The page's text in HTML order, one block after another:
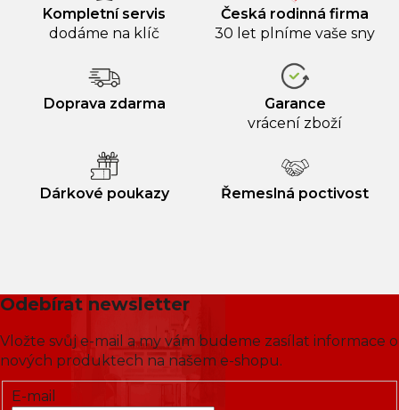
Kompletní servis
dodáme na klíč
Česká rodinná firma
30 let plníme vaše sny
Doprava zdarma
Garance
vrácení zboží
Dárkové poukazy Řemeslná poctivost
Odebírat newsletter
Vložte svůj e-mail a my vám budeme zasílat informace o
nových produktech na našem e-shopu.
E-mail